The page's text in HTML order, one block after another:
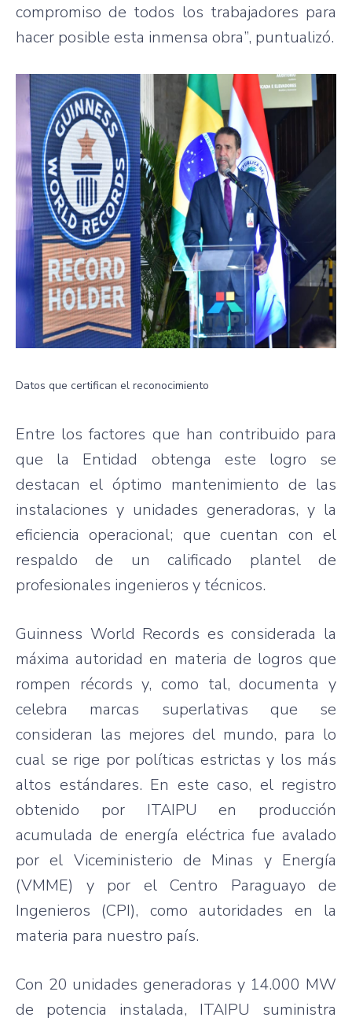
compromiso de todos los trabajadores para
hacer posible esta inmensa obra”, puntualizó.
Datos que certifican el reconocimiento
Entre los factores que han contribuido para
que la Entidad obtenga este logro se
destacan el óptimo mantenimiento de las
instalaciones y unidades generadoras, y la
eficiencia operacional; que cuentan con el
respaldo de un calificado plantel de
profesionales ingenieros y técnicos.
Guinness World Records es considerada la
máxima autoridad en materia de logros que
rompen récords y, como tal, documenta y
celebra marcas superlativas que se
consideran las mejores del mundo, para lo
cual se rige por políticas estrictas y los más
altos estándares. En este caso, el registro
obtenido por ITAIPU en producción
acumulada de energía eléctrica fue avalado
por el Viceministerio de Minas y Energía
(VMME) y por el Centro Paraguayo de
Ingenieros (CPI), como autoridades en la
materia para nuestro país.
Con 20 unidades generadoras y 14.000 MW
de potencia instalada, ITAIPU suministra